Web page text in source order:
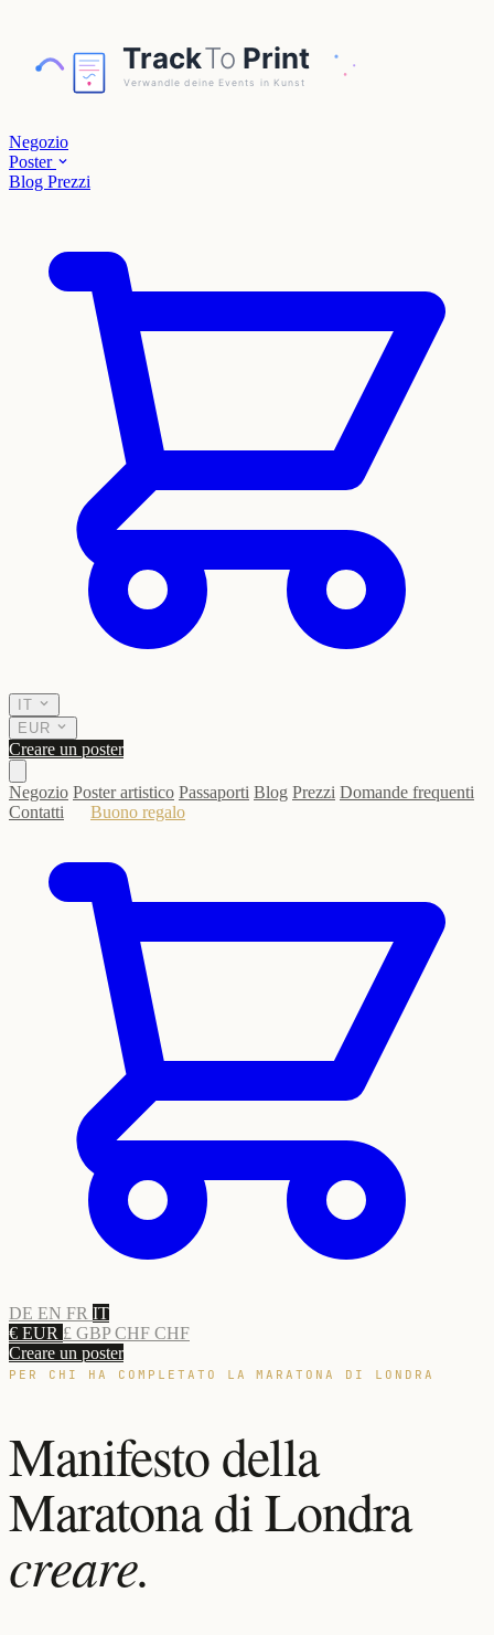
Negozio
Poster
Blog Prezzi
IT
EUR
Creare un poster
Negozio Poster artistico Passaporti Blog Prezzi Domande frequenti
Contatti
Buono regalo
DE EN FR IT
€ EUR £ GBPCHF CHF
Creare un poster
PER CHI HA COMPLETATO LA MARATONA DI LONDRA
Manifesto della
Maratona di Londra
creare.